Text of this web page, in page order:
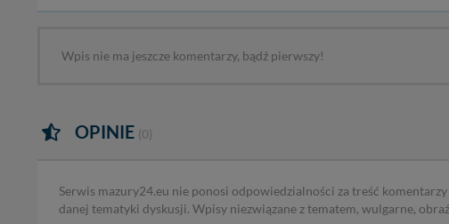
Wpis nie ma jeszcze komentarzy, bądź pierwszy!
OPINIE (0)
Serwis mazury24.eu nie ponosi odpowiedzialności za treść
danej tematyki dyskusji. Wpisy niezwiązane z tematem, wulgarne,